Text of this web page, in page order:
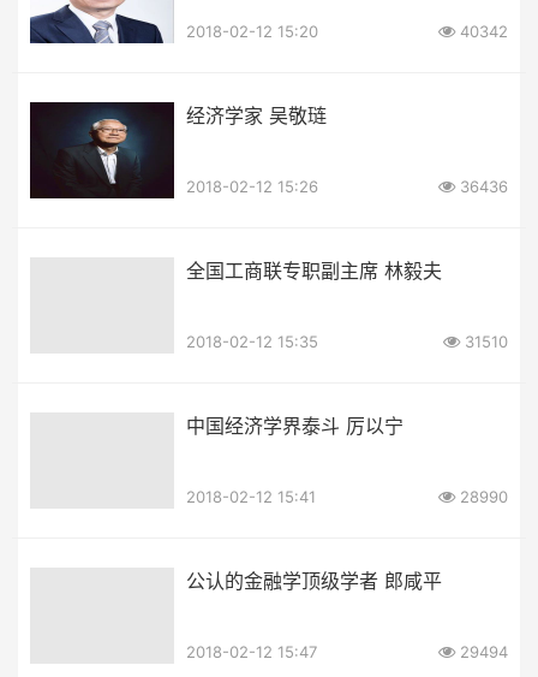
2018-02-12 15:20 40342
经济学家 吴敬琏
2018-02-12 15:26 36436
全国工商联专职副主席 林毅夫
2018-02-12 15:35 31510
中国经济学界泰斗 厉以宁
2018-02-12 15:41 28990
公认的金融学顶级学者 郎咸平
2018-02-12 15:47 29494